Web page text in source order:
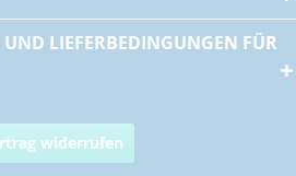
LIEFERBEDINGUNGEN FÜR
widerrufen